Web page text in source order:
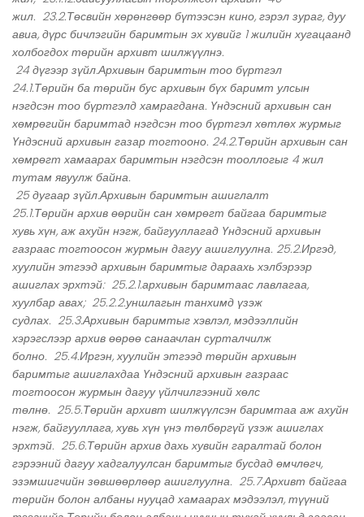
жил. 23.2.Төсвийн хөрөнгөөр бүтээсэн кино, гэрэл зураг, дуу
авиа, дүрс бичлэгийн баримтын эх хувийг 1 жилийн хугацаанд
холбогдох төрийн архивт шилжүүлнэ.
24 дүгээр зүйл.Архивын баримтын тоо бүртгэл
24.1.Төрийн ба төрийн бус архивын бүх баримт улсын
нэгдсэн тоо бүртгэлд хамрагдана. Үндэсний архивын сан
хөмрөгийн баримтад нэгдсэн тоо бүртгэл хөтлөх журмыг
Үндэсний архивын газар тогтооно. 24.2.Төрийн архивын сан
хөмрөгт хамаарах баримтын нэгдсэн тооллогыг 4 жил
тутам явуулж байна.
25 дугаар зүйл.Архивын баримтын ашиглалт
25.1.Төрийн архив өөрийн сан хөмрөгт байгаа баримтыг
хувь хүн, аж ахуйн нэгж, байгууллагад Үндэсний архивын
газраас тогтоосон журмын дагуу ашиглуулна. 25.2.Иргэд,
хуулийн этгээд архивын баримтыг дараахь хэлбэрээр
ашиглах эрхтэй: 25.2.1.архивын баримтаас лавлагаа,
хуулбар авах; 25.2.2.уншлагын танхимд үзэж
судлах. 25.3.Архивын баримтыг хэвлэл, мэдээллийн
хэрэгслээр архив өөрөө санаачлан сурталчилж
болно. 25.4.Иргэн, хуулийн этгээд төрийн архивын
баримтыг ашиглахдаа Үндэсний архивын газраас
тогтоосон журмын дагуу үйлчилгээний хөлс
төлнө. 25.5.Төрийн архивт шилжүүлсэн баримтаа аж ахуйн
нэгж, байгууллага, хувь хүн үнэ төлбөргүй үзэж ашиглах
эрхтэй. 25.6.Төрийн архив дахь хувийн гаралтай болон
гэрээний дагуу хадгалуулсан баримтыг бусдад өмчлөгч,
эзэмшигчийн зөвшөөрлөөр ашиглуулна. 25.7.Архивт байгаа
төрийн болон албаны нууцад хамаарах мэдээлэл, түүний